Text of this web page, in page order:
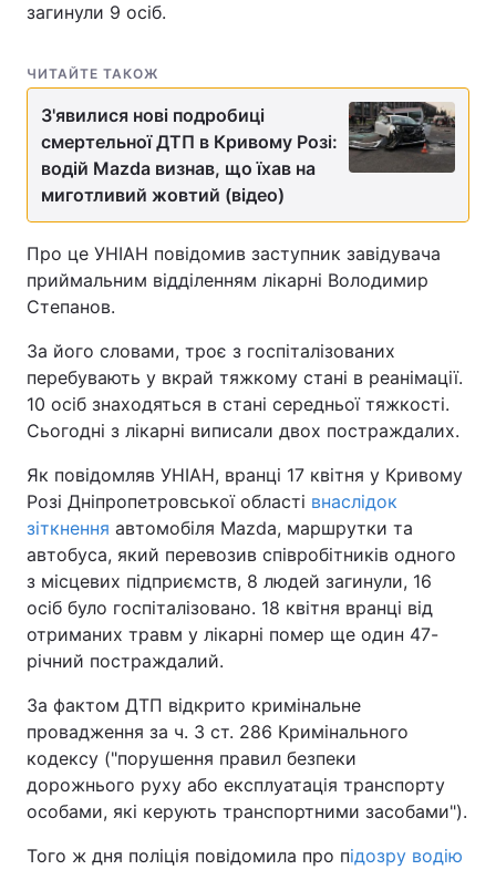
загинули 9 осіб.
ЧИТАЙТЕ ТАКОЖ
З'явилися нові подробиці
смертельної ДТП в Кривому Розі:
водій Mazda визнав, що їхав на
миготливий жовтий (відео)
Про це УНІАН повідомив заступник завідувача
приймальним відділенням лікарні Володимир
Степанов.
За його словами, троє з госпіталізованих
перебувають у вкрай тяжкому стані в реанімації.
10 осіб знаходяться в стані середньої тяжкості.
Сьогодні з лікарні виписали двох постраждалих.
Як повідомляв УНІАН, вранці 17 квітня у Кривому
Розі Дніпропетровської області внаслідок
зіткнення автомобіля Маzdа, маршрутки та
автобуса, який перевозив співробітників одного
з місцевих підприємств, 8 людей загинули, 16
осіб було госпіталізовано. 18 квітня вранці від
отриманих травм у лікарні помер ще один 47-
річний постраждалий.
За фактом ДТП відкрито кримінальне
провадження за ч. 3 ст. 286 Кримінального
кодексу ("порушення правил безпеки
дорожнього руху або експлуатація транспорту
особами, які керують транспортними засобами").
Того ж дня поліція повідомила про підозру водію